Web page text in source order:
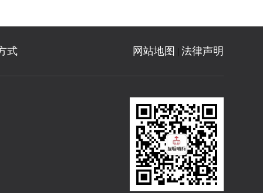
式 网站地图 | 法律声明